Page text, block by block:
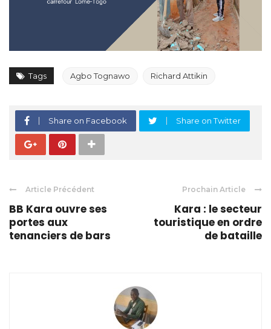
Tags Agbo Tognawo Richard Attikin
Share on Facebook Share on Twitter
Article Précédent
BB Kara ouvre ses
portes aux
tenanciers de bars
Prochain Article
Kara : le secteur
touristique en ordre
de bataille